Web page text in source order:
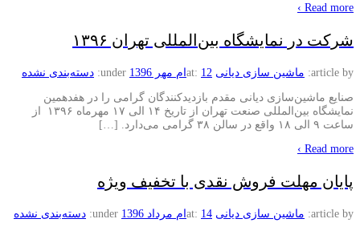
Read more ›
شرکت در نمایشگاه بین‌المللی تهران ۱۳۹۶
article by: ماشین سازی دیانی at: 12ام مهر 1396 under: دسته‌بندی نشده
صنایع ماشین‌سازی دیانی مقدم بازدیدکنندگان گرامی را در هفدهمین
نمایشگاه بین‌المللی صنعت تهران از تاریخ ۱۴ الی ۱۷ مهرماه ۱۳۹۶ از
ساعت ۹ الی ۱۸ واقع در سالن ۳۸ گرامی می‌دارد. […]
Read more ›
پایان مهلت فروش نقدی با تخفیف ویژه
article by: ماشین سازی دیانی at: 14ام مرداد 1396 under: دسته‌بندی نشده